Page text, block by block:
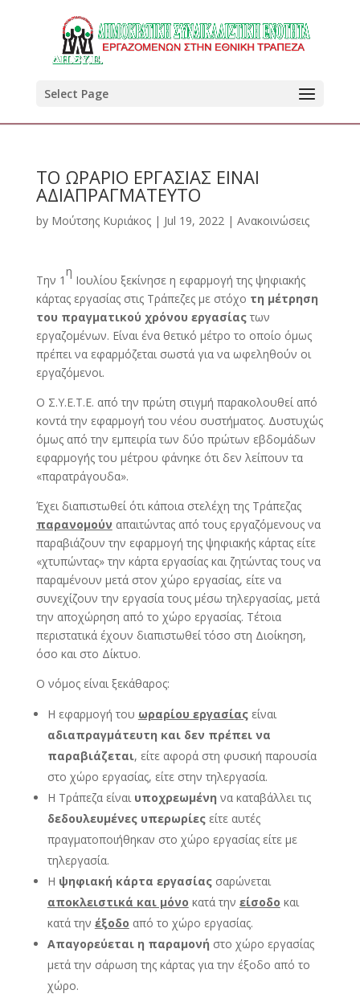
Select Page
ΤΟ ΩΡΑΡΙΟ ΕΡΓΑΣΙΑΣ ΕΙΝΑΙ
ΑΔΙΑΠΡΑΓΜΑΤΕΥΤΟ
by Μούτσης Κυριάκος| Jul 19, 2022| Ανακοινώσεις
Την 1
η
Ιουλίου ξεκίνησε η εφαρμογή της ψηφιακής
κάρτας εργασίας στις Τράπεζες με στόχο τη μέτρηση
του πραγματικού χρόνου εργασίαςτων
εργαζομένων. Είναι ένα θετικό μέτρο το οποίο όμως
πρέπει να εφαρμόζεται σωστά για να ωφεληθούν οι
εργαζόμενοι.
Ο Σ.Υ.Ε.Τ.Ε. από την πρώτη στιγμή παρακολουθεί από
κοντά την εφαρμογή του νέου συστήματος. Δυστυχώς
όμως από την εμπειρία των δύο πρώτων εβδομάδων
εφαρμογής του μέτρου φάνηκε ότι δεν λείπουν τα
«παρατράγουδα».
Έχει διαπιστωθεί ότι κάποια στελέχη της Τράπεζας
παρανομούν απαιτώντας από τους εργαζόμενους να
παραβιάζουν την εφαρμογή της ψηφιακής κάρτας είτε
«χτυπώντας» την κάρτα εργασίας και ζητώντας τους να
παραμένουν μετά στον χώρο εργασίας, είτε να
συνεχίζουν την εργασία τους μέσω τηλεργασίας, μετά
την αποχώρηση από το χώρο εργασίας. Τέτοια
περιστατικά έχουν διαπιστωθεί τόσο στη Διοίκηση,
όσο και στο Δίκτυο.
Ο νόμος είναι ξεκάθαρος:
Η εφαρμογή του ωραρίου εργασίαςείναι
αδιαπραγμάτευτη και δεν πρέπει να
παραβιάζεται, είτε αφορά στη φυσική παρουσία
στο χώρο εργασίας, είτε στην τηλεργασία.
Η Τράπεζα είναι υποχρεωμένη να καταβάλλει τις
δεδουλευμένες υπερωρίεςείτε αυτές
πραγματοποιήθηκαν στο χώρο εργασίας είτε με
τηλεργασία.
Η ψηφιακή κάρτα εργασίαςσαρώνεται
αποκλειστικά και μόνο κατά την είσοδο και
κατά την έξοδο από το χώρο εργασίας.
Απαγορεύεται η παραμονή στο χώρο εργασίας
μετά την σάρωση της κάρτας για την έξοδο από το
χώρο.